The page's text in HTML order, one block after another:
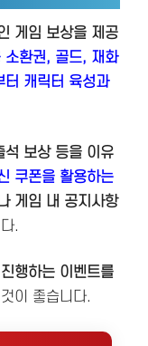
게임 보상을 제공
소환권, 골드, 재화
터 캐릭터 육성과
석 보상 등을 이유
쿠폰을 활용하는
게임 내 공지사항
​.
행하는 이벤트를
이 좋습니다.